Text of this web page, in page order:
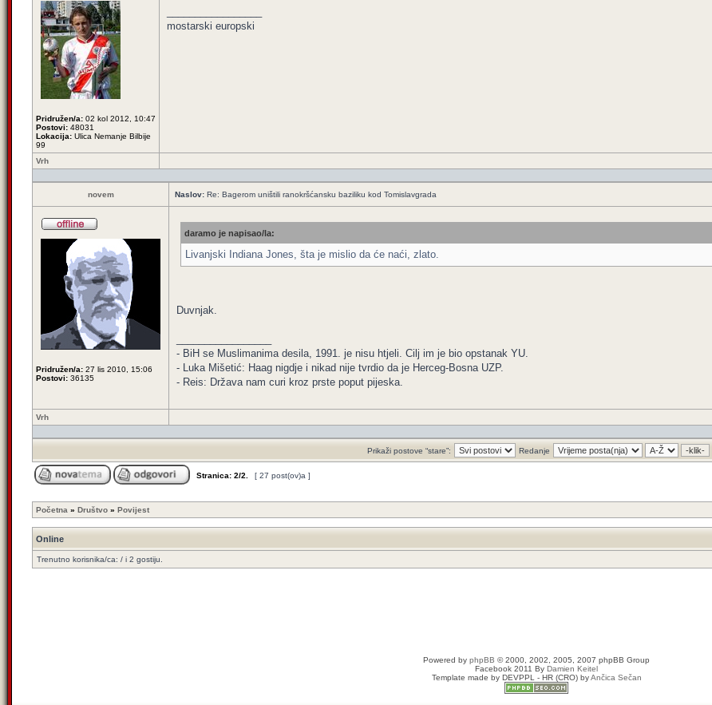
Pridružen/a: 02 kol 2012, 10:47
Postovi: 48031
Lokacija: Ulica Nemanje Bilbije
99
mostarski europski
Vrh
novem Naslov: Re: Bagerom uništili ranokršćansku baziliku kod Tomislavgrada
Pridružen/a: 27 lis 2010, 15:06
Postovi: 36135
daramo je napisao/la:
Livanjski Indiana Jones, šta je mislio da će naći, zlato.
Duvnjak.
- BiH se Muslimanima desila, 1991. je nisu htjeli. Cilj im je bio opstanak YU.
- Luka Mišetić: Haag nigdje i nikad nije tvrdio da je Herceg-Bosna UZP.
- Reis: Država nam curi kroz prste poput pijeska.
Vrh
Prikaži postove “stare”: Redanje
Stranica: 2/2 [ 27 post(ov)a ]
Početna » Društvo » Povijest
Online
Trenutno korisnika/ca: / i 2 gostiju.
Powered by phpBB © 2000, 2002, 2005, 2007 phpBB Group
Facebook 2011 By Damien Keitel
Template made by DEVPPL - HR (CRO) byAnčica Sečan